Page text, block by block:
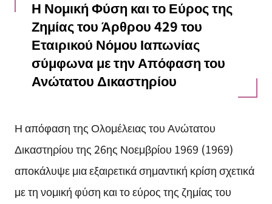
Η Νομική Φύση και το Εύρος της
Ζημίας του Άρθρου 429 του
Εταιρικού Νόμου Ιαπωνίας
σύμφωνα με την Απόφαση του
Ανώτατου Δικαστηρίου
Η απόφαση της Ολομέλειας του Ανώτατου
Δικαστηρίου της 26ης Νοεμβρίου 1969 (1969)
αποκάλυψε μια εξαιρετικά σημαντική κρίση σχετικά
με τη νομική φύση και το εύρος της ζημίας του